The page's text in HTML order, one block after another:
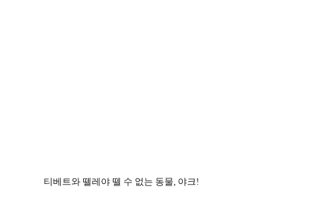
티베트와 뗄레야 뗄 수 없는 동물, 야크!